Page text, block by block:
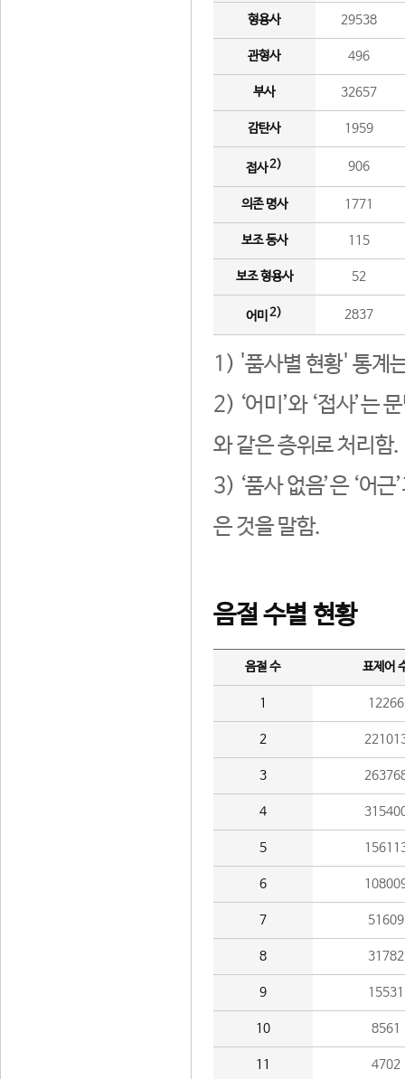
형용사 29538
관형사 496
부사 32657
감탄사 1959
접사2) 906
의존 명사 1771
보조 동사 115
보조 형용사 52
어미 2) 2837
1) '품사별 현황' 통계
2) ‘어미’와 ‘접사’는
와 같은 층위로 처리함.
3) ‘품사 없음’은 ‘어
은 것을 말함.
음절 수별 현황
음절 수 표제어
1 12266
2
3
4
5
6
7 51609
8 31782
9 15531
10 8561
11 4702